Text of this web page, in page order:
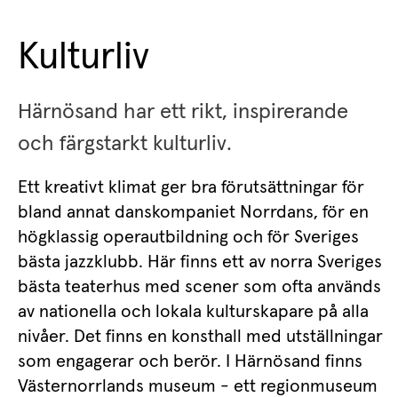
Kulturliv
Härnösand har ett rikt, inspirerande
och färgstarkt kulturliv.
Ett kreativt klimat ger bra förutsättningar för
bland annat danskompaniet Norrdans, för en
högklassig operautbildning och för Sveriges
bästa jazzklubb. Här finns ett av norra Sveriges
bästa teaterhus med scener som ofta används
av nationella och lokala kulturskapare på alla
nivåer. Det finns en konsthall med utställningar
som engagerar och berör. I Härnösand finns
Västernorrlands museum - ett regionmuseum